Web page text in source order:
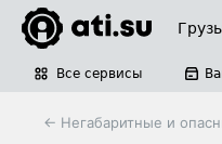
Все сервисы
← Негабаритные и